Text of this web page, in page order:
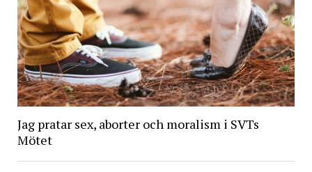
Jag pratar sex, aborter och moralism i SVTs
Mötet